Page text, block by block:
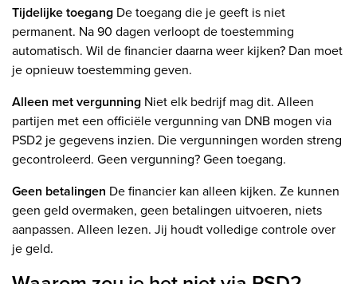
Tijdelijke toegang De toegang die je geeft is niet
permanent. Na 90 dagen verloopt de toestemming
automatisch. Wil de financier daarna weer kijken? Dan moet
je opnieuw toestemming geven.
Alleen met vergunning Niet elk bedrijf mag dit. Alleen
partijen met een officiële vergunning van DNB mogen via
PSD2 je gegevens inzien. Die vergunningen worden streng
gecontroleerd. Geen vergunning? Geen toegang.
Geen betalingen De financier kan alleen kijken. Ze kunnen
geen geld overmaken, geen betalingen uitvoeren, niets
aanpassen. Alleen lezen. Jij houdt volledige controle over
je geld.